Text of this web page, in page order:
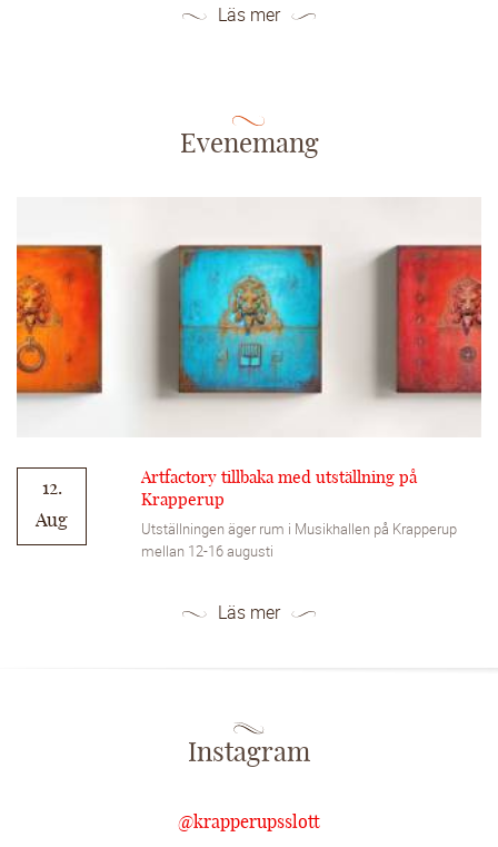
Läs mer
Evenemang
12.
Aug
Artfactory tillbaka med utställning på
Krapperup
Utställningen äger rum i Musikhallen på Krapperup
mellan 12-16 augusti
Läs mer
Instagram
@krapperupsslott